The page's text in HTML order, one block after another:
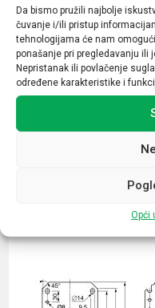
Da bismo pružili najbolje
čuvanje i/ili pristup
tehnologijama će nam
ponašanje pri pregledavanju ili
Nepristanak ili povlačenje
određene karakteristike i
Opći
Zelena
Tip opreme
glava preklopke